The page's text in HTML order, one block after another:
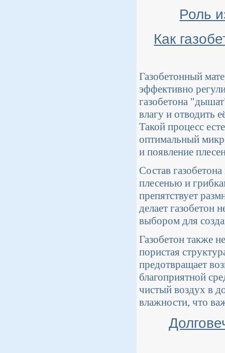
Роль
Как
Газобетонный
эффективно
газобетона
влагу и отводить
Такой процесс
оптимальный
и появление
Состав
плесенью и
препятствует
делает газобетон
выбором для
Газобетон также
пористая
предотвращает
благоприятной
чистый воздух в
влажности, что